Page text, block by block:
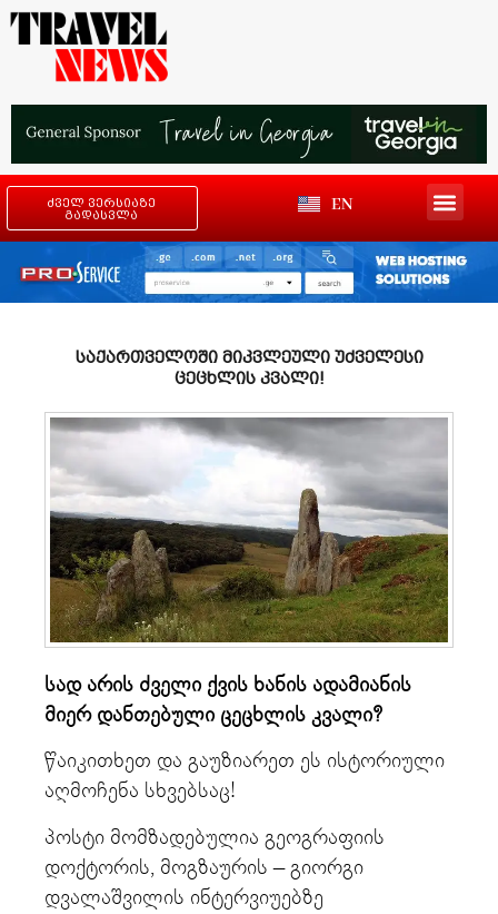
ძველ ვერსიაზე
გადასვლა
EN
საქართველოში მიკვლეული უძველესი
ცეცხლის კვალი!
სად არის ძველი ქვის ხანის ადამიანის
მიერ დანთებული ცეცხლის კვალი?
წაიკითხეთ და გაუზიარეთ ეს ისტორიული
აღმოჩენა სხვებსაც!
პოსტი მომზადებულია გეოგრაფიის
დოქტორის, მოგზაურის – გიორგი
დვალაშვილის ინტერვიუებზე